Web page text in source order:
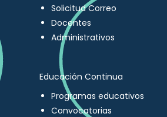
Solicitud Correo
Docentes
Administrativos
Educación Continua
Programas educativos
Convocatorias